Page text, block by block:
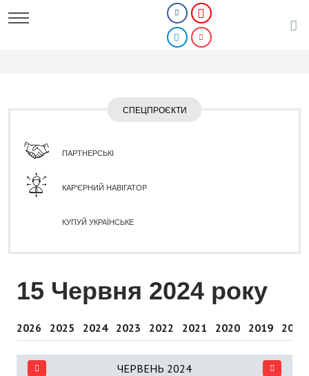
СПЕЦПРОЄКТИ
ПАРТНЕРСЬКІ
КАР'ЄРНИЙ НАВІГАТОР
КУПУЙ УКРАЇНСЬКЕ
15 Червня 2024 року
2026 2025 2024 2023 2022 2021 2020 2019 2018
ЧЕРВЕНЬ 2024